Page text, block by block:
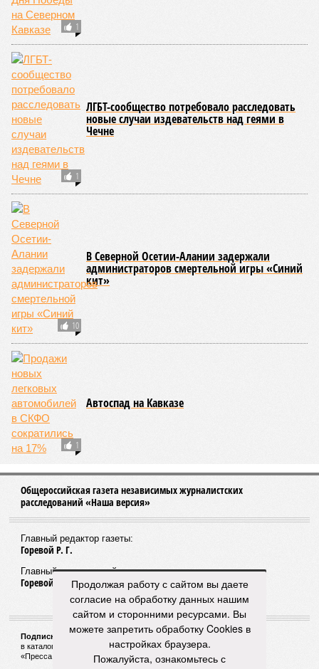
1
1
ЛГБТ-сообщество потребовало расследовать
новые случаи издевательств над геями в
Чечне
10
В Северной Осетии-Алании задержали
администраторов смертельной игры «Синий
кит»
1
Автоспад на Кавказе
Общероссийская газета независимых журналистских
расследований «Наша версия»
Главный редактор газеты:
Горевой Р. Г.
Главный редактор сайта:
Горевой Р. Г.
Подписной индекс газеты «Наша версия»:
в каталоге «Почта России» —99266
«Пресса России» (зелёный) —41522
Продолжая работу с сайтом вы даете
согласие на обработку данных нашим
сайтом и сторонними ресурсами. Вы
можете запретить обработку Cookies в
настройках браузера.
Пожалуйста, ознакомьтесь с